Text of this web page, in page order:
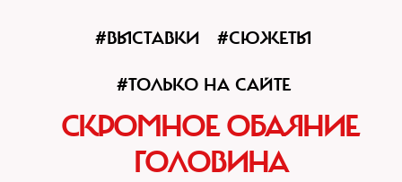
#ВЫСТАВКИ #СЮЖЕТЫ
#ТОЛЬКО НА САЙТЕ
СКРОМНОЕ ОБАЯНИЕ
ГОЛОВИНА